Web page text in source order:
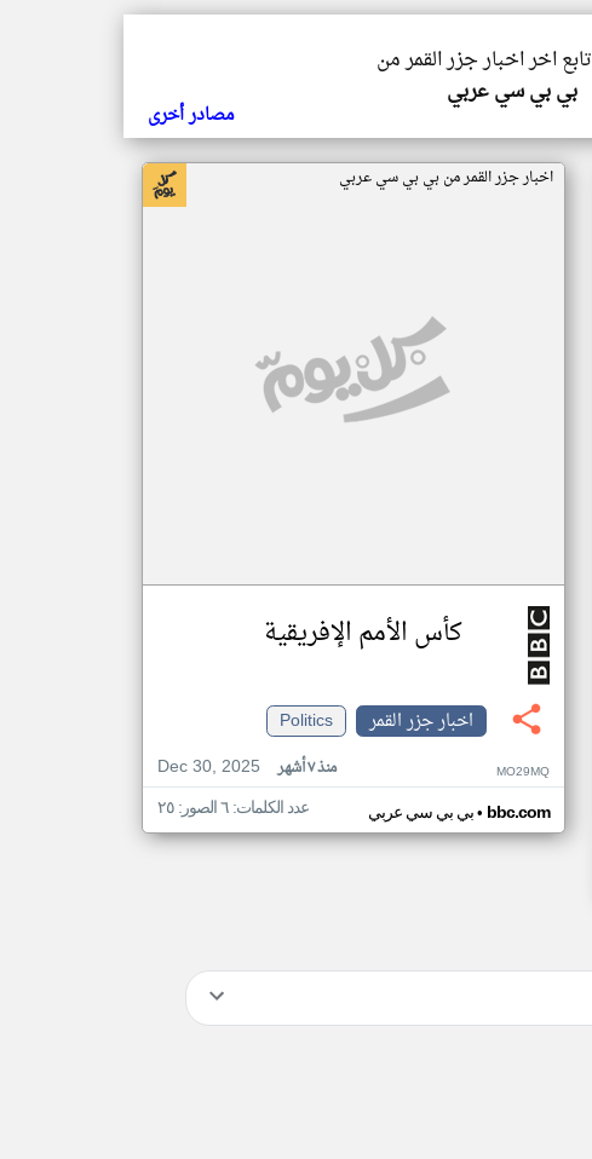
تابع اخر اخبار جزر القمر من
بي بي سي عربي
مصادر أخرى
اخبار جزر القمر من بي بي سي عربي
كأس الأمم الإفريقية
اخبار جزر القمر
Politics
Dec 30, 2025
منذ ٧ أشهر MO29MQ
بي بي سي عربي• bbc.com عدد الكلمات: ٦ الصور: ٢٥